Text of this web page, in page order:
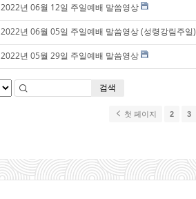
2022년 06월 12일 주일예배 말씀영상
2022년 06월 05일 주일예배 말씀영상 (성령강림주일)
2022년 05월 29일 주일예배 말씀영상
검색
첫 페이지 2 3